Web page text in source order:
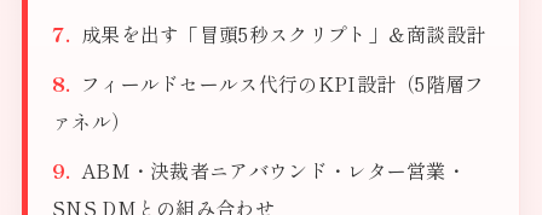
成果を出す「冒頭5秒スクリプト」＆商談設計
フィールドセールス代行のKPI設計（5階層フ
ァネル）
ABM・決裁者ニアバウンド・レター営業・
SNS DMとの組み合わせ